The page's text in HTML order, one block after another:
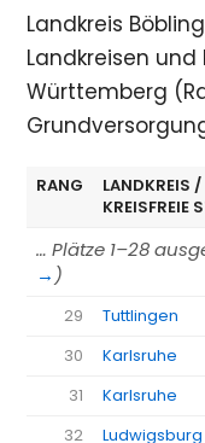
Landkreis
Landkreisen
Württemberg
RANG
LANDKREIS /
KREISFREIE
… Plätze 1–28
→ )
29 Tuttlingen
30
Karlsruhe
31
Karlsruhe
32
Ludwigsburg